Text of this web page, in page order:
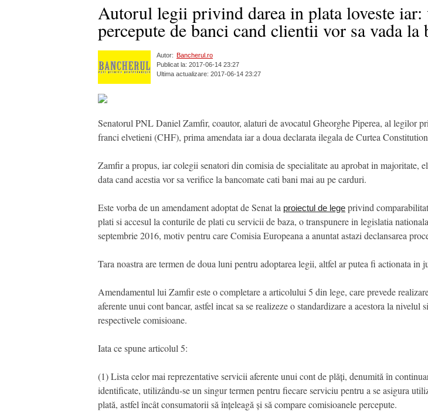
Autorul legii privind darea in plata loveste iar:
percepute de banci cand clientii vor sa vada
Autor:
Bancherul.ro
Publicat la: 2017-06-14 23:27
Ultima actualizare: 2017-06-14 23:27
Senatorul PNL Daniel Zamfir, coautor, alaturi de avocatul Gheorghe Piperea, al legilor
franci elvetieni (CHF), prima amendata iar a doua declarata ilegala de Curtea
Zamfir a propus, iar colegii senatori din comisia de specialitate au aprobat in majoritate,
data cand acestia vor sa verifice la bancomate cati bani mai au pe carduri.
Este vorba de un amendament adoptat de Senat la proiectul de lege privind
plati si accesul la conturile de plati cu servicii de baza, o transpunere in legislatia
septembrie 2016, motiv pentru care Comisia Europeana a anuntat astazi declansarea
Tara noastra are termen de doua luni pentru adoptarea legii, altfel ar putea fi actionata in
Amendamentul lui Zamfir este o completare a articolului 5 din lege, care prevede
aferente unui cont bancar, astfel incat sa se realizeze o standardizare a acestora la
respectivele comisioane.
Iata ce spune articolul 5:
(1) Lista celor mai reprezentative servicii aferente unui cont de plăți, denumită în
identificate, utilizându-se un singur termen pentru fiecare serviciu pentru a se asigura
plată, astfel încât consumatorii să înțeleagă și să compare comisioanele percepute.